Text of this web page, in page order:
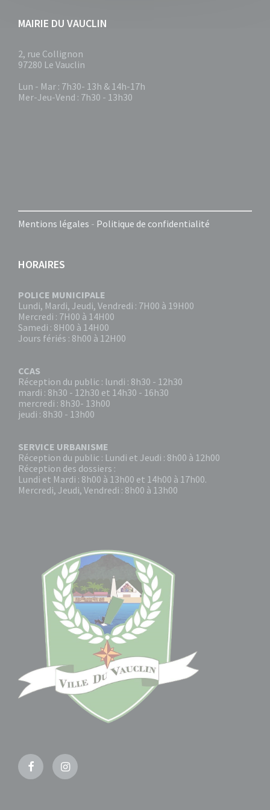
MAIRIE DU VAUCLIN
2, rue Collignon
97280 Le Vauclin
Lun - Mar : 7h30- 13h & 14h-17h
Mer-Jeu-Vend : 7h30 - 13h30
Mentions légales - Politique de confidentialité
HORAIRES
POLICE MUNICIPALE
Lundi, Mardi, Jeudi, Vendredi : 7H00 à 19H00
Mercredi : 7H00 à 14H00
Samedi : 8H00 à 14H00
Jours fériés : 8h00 à 12H00
CCAS
Réception du public : lundi : 8h30 - 12h30
mardi : 8h30 - 12h30 et 14h30 - 16h30
mercredi : 8h30- 13h00
jeudi : 8h30 - 13h00
SERVICE URBANISME
Réception du public : Lundi et Jeudi : 8h00 à 12h00
Réception des dossiers :
Lundi et Mardi : 8h00 à 13h00 et 14h00 à 17h00.
Mercredi, Jeudi, Vendredi : 8h00 à 13h00
FacebookInstagram